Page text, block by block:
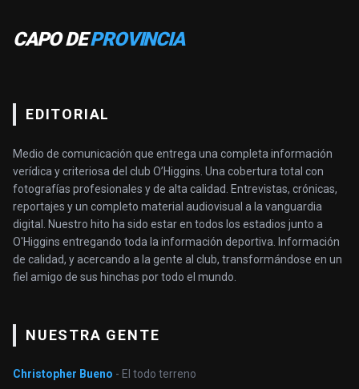
CAPO DEPROVINCIA
EDITORIAL
Medio de comunicación que entrega una completa información
verídica y criteriosa del club O’Higgins. Una cobertura total con
fotografías profesionales y de alta calidad. Entrevistas, crónicas,
reportajes y un completo material audiovisual a la vanguardia
digital. Nuestro hito ha sido estar en todos los estadios junto a
O'Higgins entregando toda la información deportiva. Información
de calidad, y acercando a la gente al club, transformándose en un
fiel amigo de sus hinchas por todo el mundo.
NUESTRA GENTE
Christopher Bueno - El todo terreno